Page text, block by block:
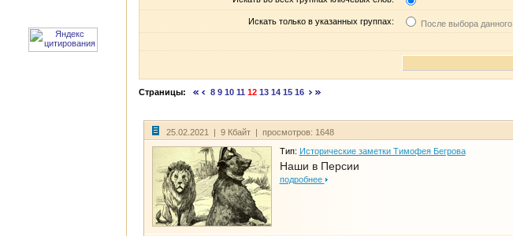
Искать только в указанных группах: После выбора данного
Страницы: 8 9 10 11 12 13 14 15 16
25.02.2021 | 9 Кбайт | просмотров: 1648
Тип: Исторические заметки Тимофея Бегрова
Наши в Персии
подробнее